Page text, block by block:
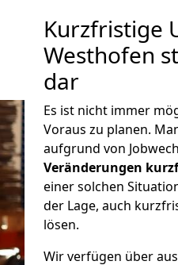
Kurzfristige
Westhofen
dar
Es ist nicht immer
Voraus zu planen.
aufgrund von
Veränderungen
einer solchen
der Lage, auch
lösen.
Wir verfügen über